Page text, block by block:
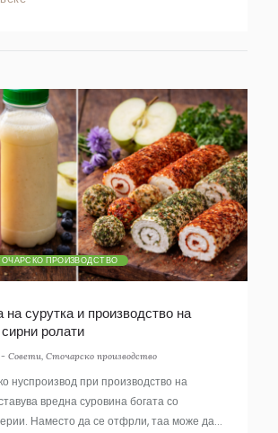
ПРОИЗВОДСТВО
на сурутка и производство на
ролати
- Совети, Сточарско производство
нуспроизвод при производство на
вредна суровина богата со
Наместо да се отфрли, таа може да...